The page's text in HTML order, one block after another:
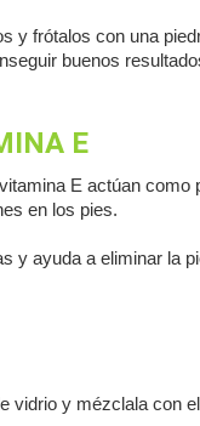
y frótalos con una
buenos
E
E actúan
en los pies.
y ayuda a eliminar la
vidrio y mézclala con